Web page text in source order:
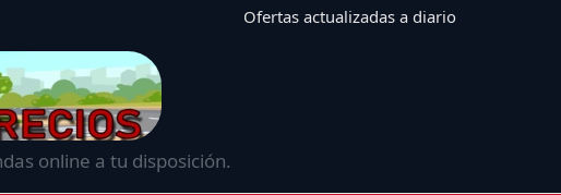
Ofertas actualizadas a diario
online a tu disposición.